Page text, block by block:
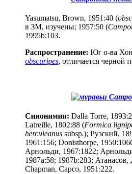
Yasumatsu, Brown, 1951:40 (
в ЗМ, изучены; 1957:50 (
1995b:103.
Распространение: Юг о-ва
obscuripes, отличается черной
Синонимия: Dalla Torre,
Latreille, 1802:88 (Formica
herculeanus subsp.); Рузский,
1961:156; Donisthorpe,
Арнольди, 1967:1822;
1987a:58; 1987b:283;
Chapman, Capco, 1951:222.